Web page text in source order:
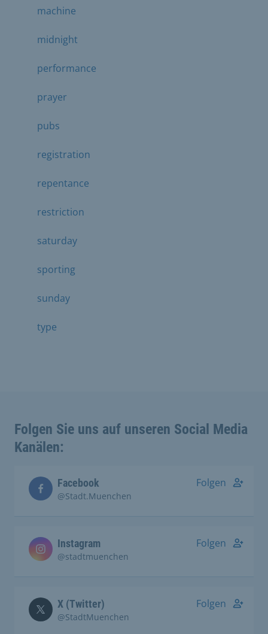
machine
midnight
performance
prayer
pubs
registration
repentance
restriction
saturday
sporting
sunday
type
Folgen Sie uns auf unseren Social Media
Kanälen:
Facebook
@Stadt.Muenchen
Folgen
Instagram
@stadtmuenchen
Folgen
X (Twitter)
@StadtMuenchen
Folgen